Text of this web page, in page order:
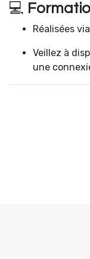
💻
Réalisées
Veillez à
une